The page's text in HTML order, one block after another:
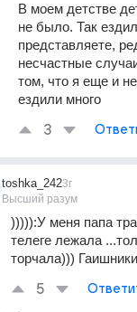
В моем детстве
не было. Так
представляете,
несчастные
том, что я еще и
ездили много
3
toshka_242
Высший разум
3г
))))):У меня папа
телеге лежала
торчала)))
5